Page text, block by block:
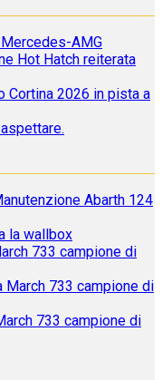
AMG
Hot Hatch reiterata
Cortina 2026 in pista a
Abarth 124
la wallbox
733 campione di
March 733 campione di
733 campione di